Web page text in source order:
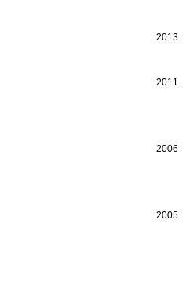
2013
2011
2006
2005